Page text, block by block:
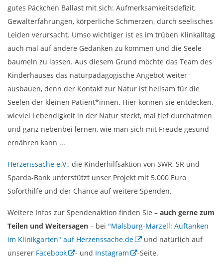
gutes Päckchen Ballast mit sich: Aufmerksamkeitsdefizit,
Gewalterfahrungen, körperliche Schmerzen, durch seelisches
Leiden verursacht. Umso wichtiger ist es im trüben Klinkalltag
auch mal auf andere Gedanken zu kommen und die Seele
baumeln zu lassen. Aus diesem Grund möchte das Team des
Kinderhauses das naturpädagogische Angebot weiter
ausbauen, denn der Kontakt zur Natur ist heilsam für die
Seelen der kleinen Patient*innen. Hier können sie entdecken,
wieviel Lebendigkeit in der Natur steckt, mal tief durchatmen
und ganz nebenbei lernen, wie man sich mit Freude gesund
ernähren kann ...
Herzenssache e.V., die Kinderhilfsaktion von SWR, SR und
Sparda-Bank unterstützt unser Projekt mit 5.000 Euro
Soforthilfe und der Chance auf weitere Spenden.
Weitere Infos zur Spendenaktion finden Sie – auch gerne zum
Teilen und Weitersagen – bei "Malsburg-Marzell: Auftanken
im Klinikgarten" auf Herzenssache.de
und natürlich auf
unserer Facebook - und Instagram -Seite.